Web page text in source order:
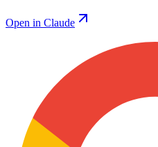
Open in Claude